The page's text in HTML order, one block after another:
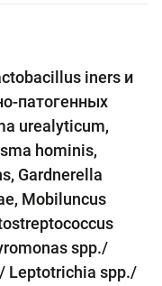
iners и
патогенных
urealyticum,
hominis,
Gardnerella
Mobiluncus
spp./
Leptotrichia spp./